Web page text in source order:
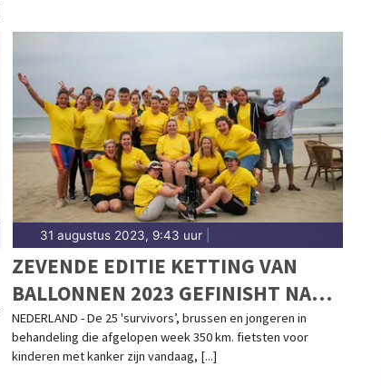
31 augustus 2023, 9:43 uur|
ZEVENDE EDITIE KETTING VAN
BALLONNEN 2023 GEFINISHT NA
FIETSTOCHT VAN 350 KILOMETER
DOOR NEDERLAND
NEDERLAND - De 25 'survivors’, brussen en jongeren in
behandeling die afgelopen week 350 km. fietsten voor
kinderen met kanker zijn vandaag, [...]